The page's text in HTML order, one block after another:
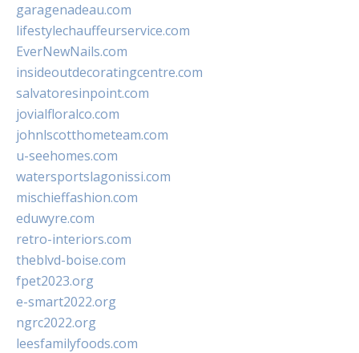
garagenadeau.com
lifestylechauffeurservice.com
EverNewNails.com
insideoutdecoratingcentre.com
salvatoresinpoint.com
jovialfloralco.com
johnlscotthometeam.com
u-seehomes.com
watersportslagonissi.com
mischieffashion.com
eduwyre.com
retro-interiors.com
theblvd-boise.com
fpet2023.org
e-smart2022.org
ngrc2022.org
leesfamilyfoods.com